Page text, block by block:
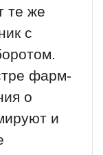
те же
с
фарм-
о
и